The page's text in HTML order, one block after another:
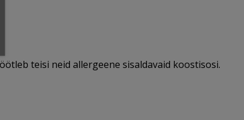
teisi neid allergeene sisaldavaid koostisosi.